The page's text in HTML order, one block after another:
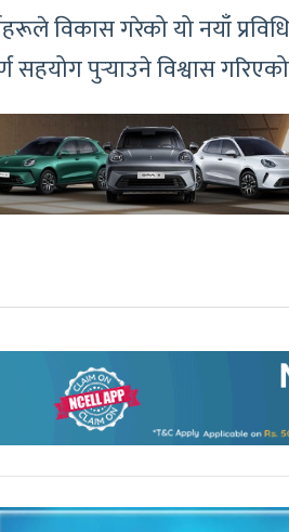
विकास गरेको यो नयाँ
सहयोग पुर्‍याउने विश्वास